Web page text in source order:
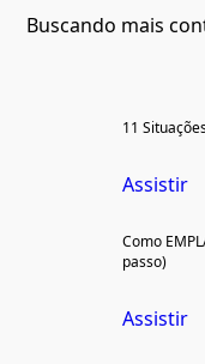
Buscando mais
11
Assistir
Como
passo)
Assistir